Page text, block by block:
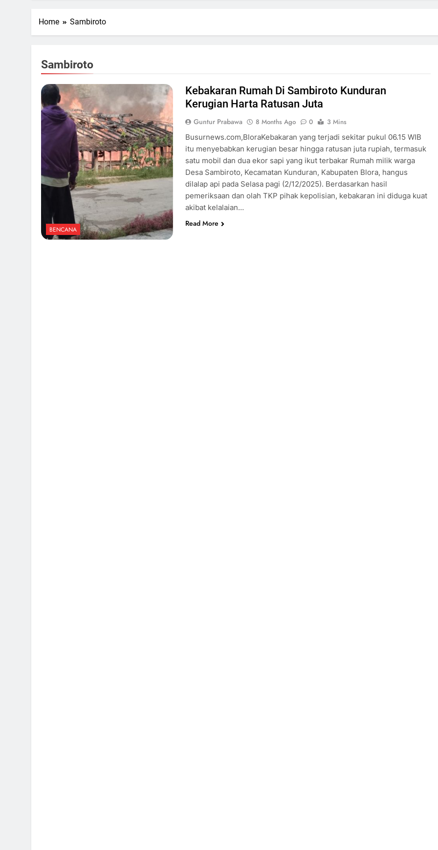
Home Sambiroto
Sambiroto
BENCANA
Kebakaran Rumah Di Sambiroto Kunduran
Kerugian Harta Ratusan Juta
Guntur Prabawa 8 Months Ago 0
3 Mins
Busurnews.com,BloraKebakaran yang terjadi sekitar pukul 06.15 WIB
itu menyebabkan kerugian besar hingga ratusan juta rupiah, termasuk
satu mobil dan dua ekor sapi yang ikut terbakar Rumah milik warga
Desa Sambiroto, Kecamatan Kunduran, Kabupaten Blora, hangus
dilalap api pada Selasa pagi (2/12/2025). Berdasarkan hasil
pemeriksaan dan olah TKP pihak kepolisian, kebakaran ini diduga kuat
akibat kelalaian…
Read More